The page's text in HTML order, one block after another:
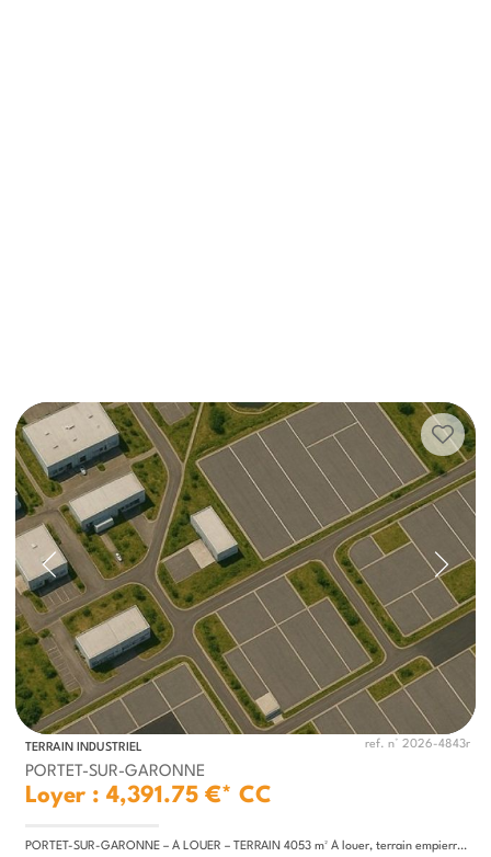
TERRAIN INDUSTRIEL ref. n° 2026-4843r
PORTET-SUR-GARONNE
Loyer : 4,391.75 €* CC
PORTET-SUR-GARONNE – À LOUER – TERRAIN 4053 m² À louer, terrain empierré de 4 053 m² à Portet-sur-Garonne, idéalement...